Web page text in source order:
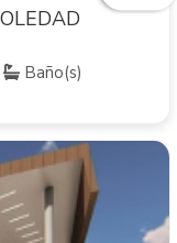
Baño(s)